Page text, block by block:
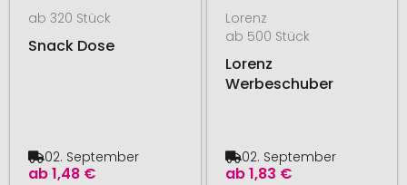
ab 320 Stück
Snack Dose
ab1,48 €
02. September
Lorenz
ab 500 Stück
Lorenz
Werbeschuber
ab1,83 €
02. September